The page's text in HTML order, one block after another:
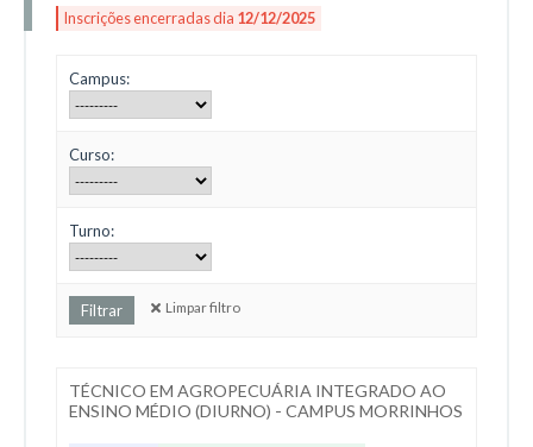
Inscrições encerradas dia 12/12/2025
Campus:
Curso:
Turno:
Limpar filtro
TÉCNICO EM AGROPECUÁRIA INTEGRADO AO
ENSINO MÉDIO (DIURNO) - CAMPUS MORRINHOS